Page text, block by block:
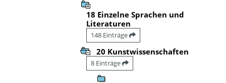
18 Einzelne Sprachen und
Literaturen
148 Einträge
20 Kunstwissenschaften
8 Einträge